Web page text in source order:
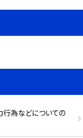
行為などについての